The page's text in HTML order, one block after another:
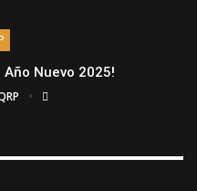
Año Nuevo 2025!